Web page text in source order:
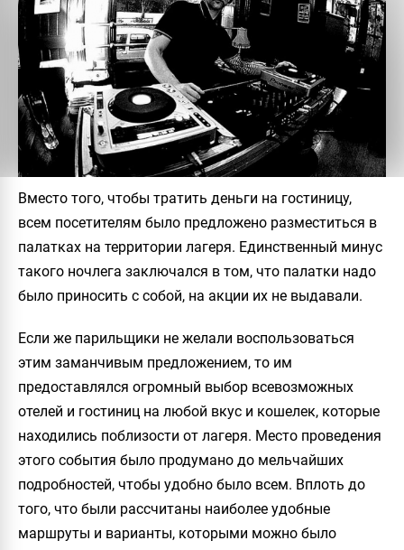
Вместо того, чтобы тратить деньги на гостиницу,
всем посетителям было предложено разместиться в
палатках на территории лагеря. Единственный минус
такого ночлега заключался в том, что палатки надо
было приносить с собой, на акции их не выдавали.
Если же парильщики не желали воспользоваться
этим заманчивым предложением, то им
предоставлялся огромный выбор всевозможных
отелей и гостиниц на любой вкус и кошелек, которые
находились поблизости от лагеря. Место проведения
этого события было продумано до мельчайших
подробностей, чтобы удобно было всем. Вплоть до
того, что были рассчитаны наиболее удобные
маршруты и варианты, которыми можно было